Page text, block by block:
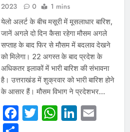
2023
0 1 mins
येलो अलर्ट के बीच मसूरी में मूसलाधार बारिश,
जानें अगले दो दिन कैसा रहेगा मौसम अगले
सप्ताह के बाद फिर से मौसम में बदलाव देखने
को मिलेगा। 22 अगस्त के बाद प्रदेश के
अधिकतर इलाकों में भारी बारिश की संभावना
है। उत्तराखंड में शुक्रवार को भारी बारिश होने
के आसार हैं। मौसम विभाग ने प्रदेशभर…
Facebook
Twitter